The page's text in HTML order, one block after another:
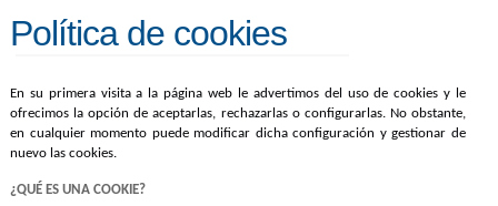
Política de cookies
En su primera visita a la página web le advertimos del uso de cookies y le
ofrecimos la opción de aceptarlas, rechazarlas o configurarlas. No obstante,
en cualquier momento puede modificar dicha configuración y gestionar de
nuevo las cookies.
¿QUÉ ES UNA COOKIE?